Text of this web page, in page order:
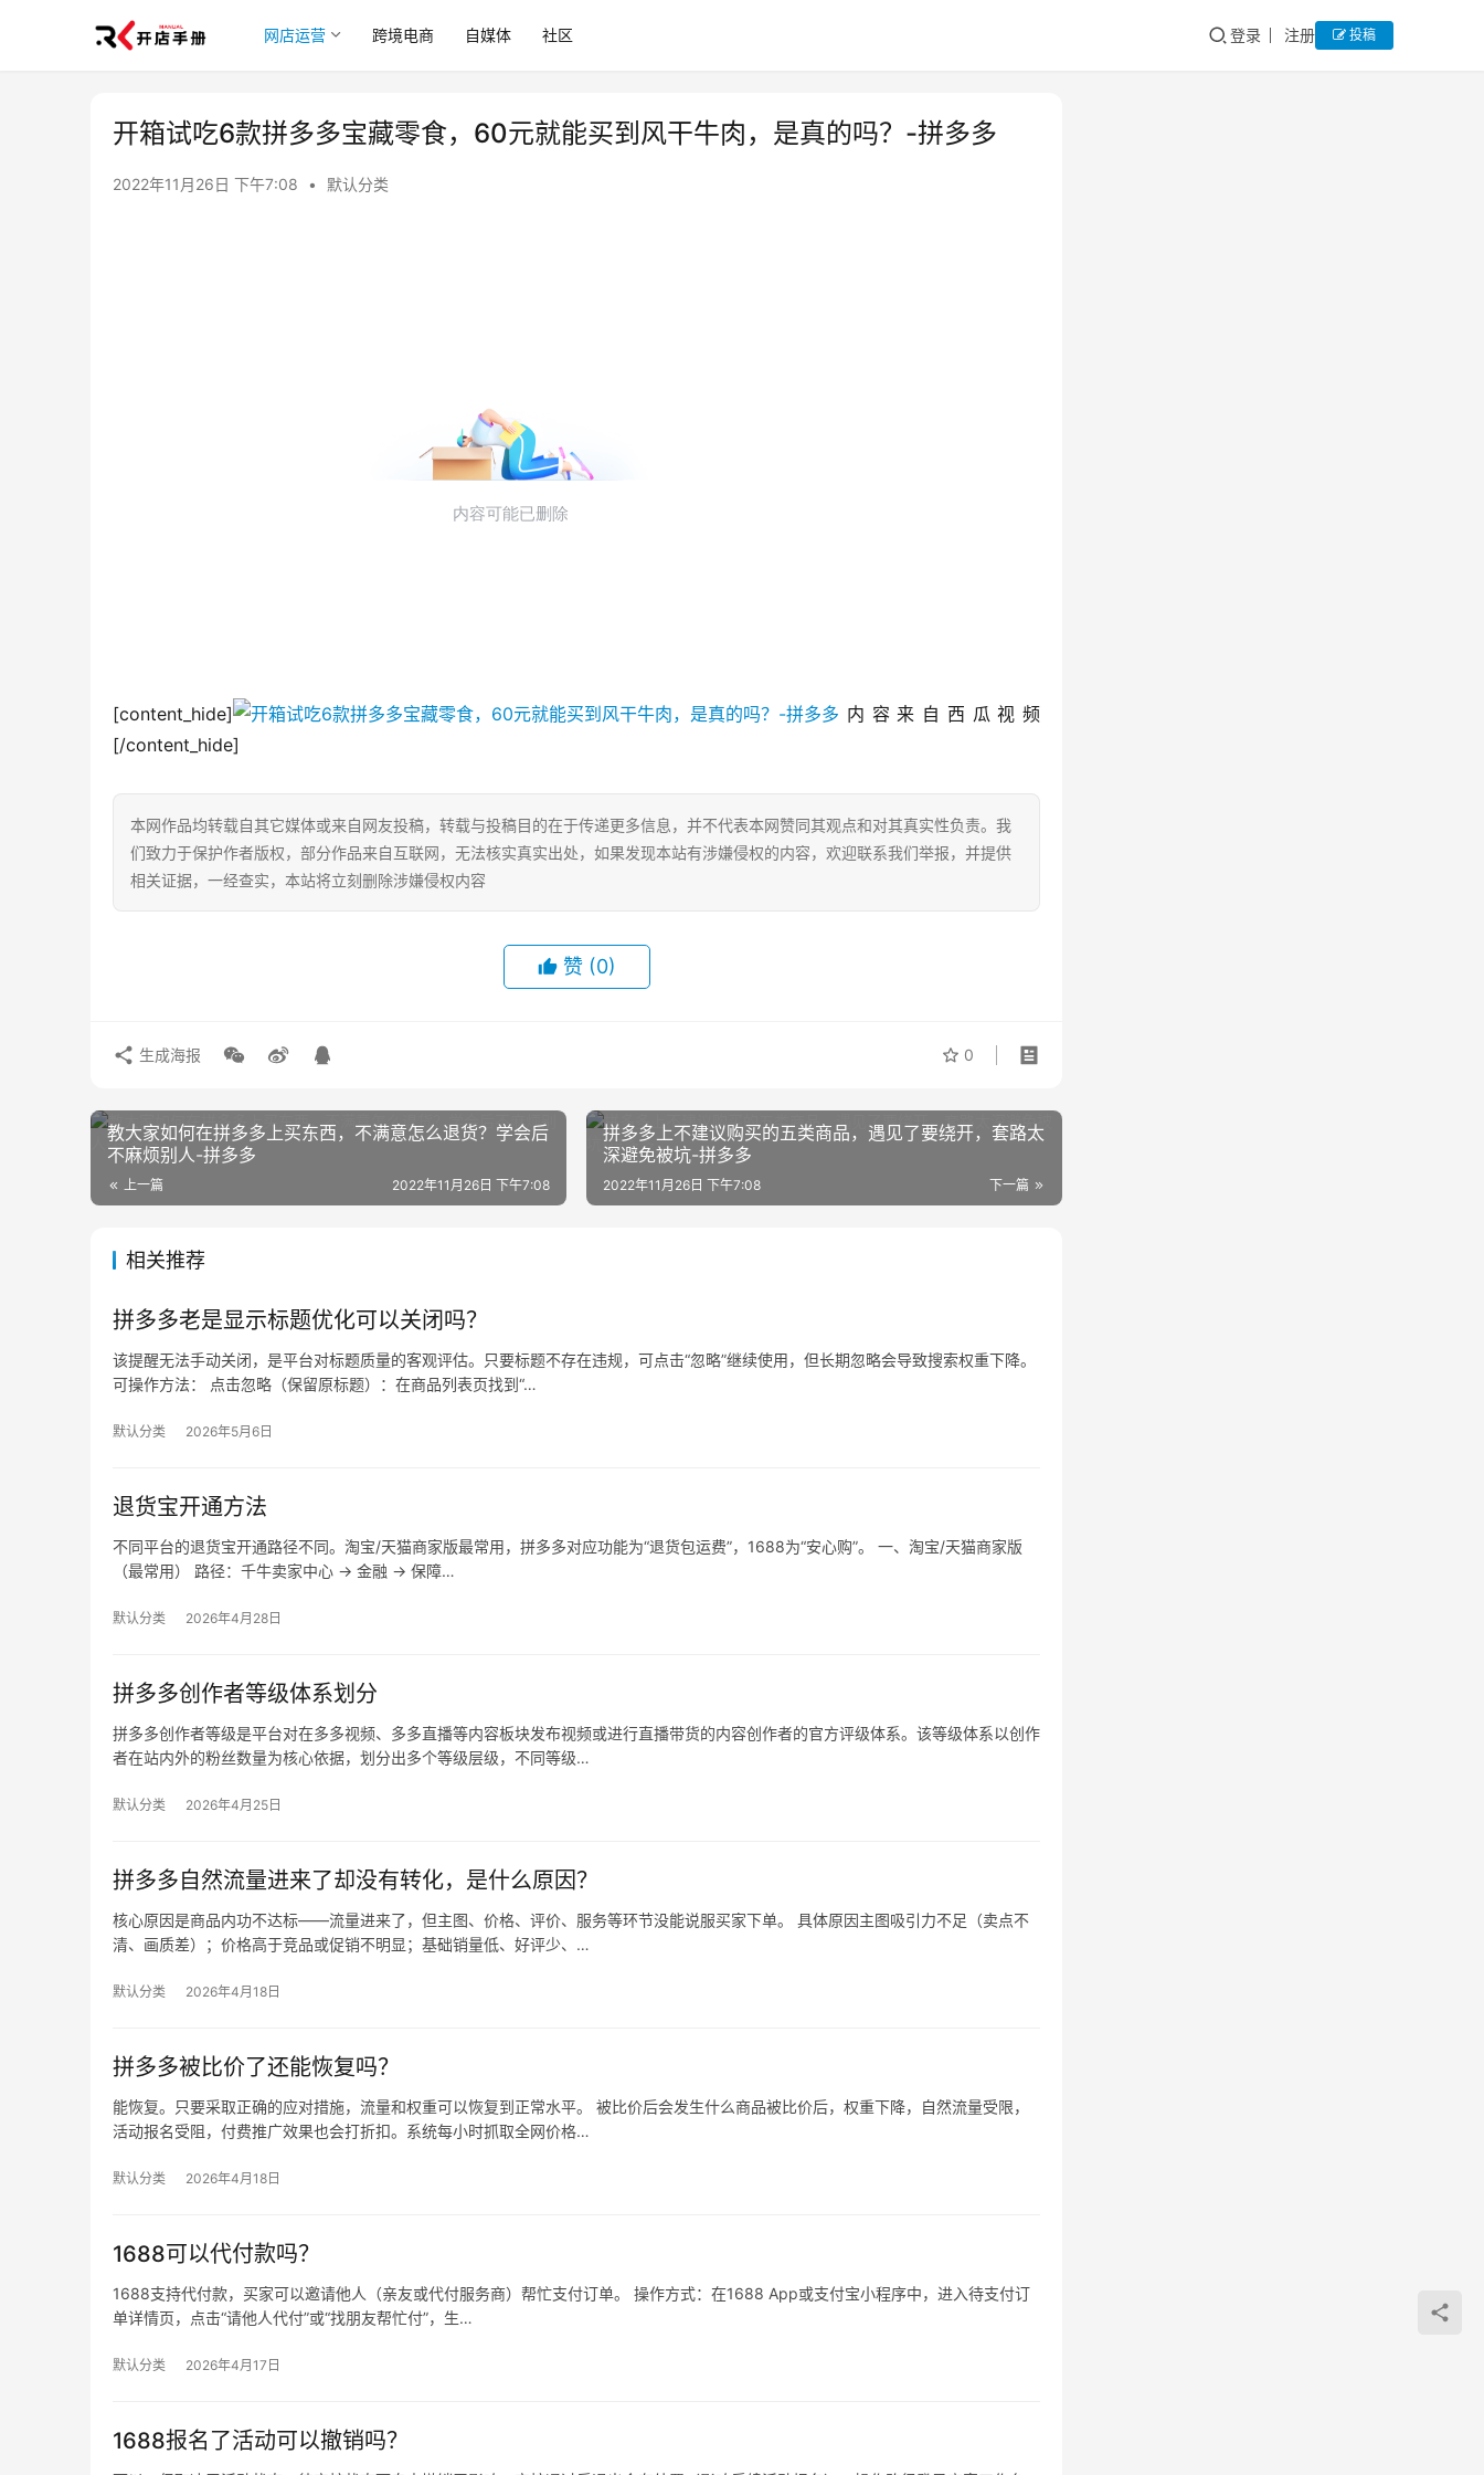
网店运营 跨境电商 自媒体 社区 登录 注册 投稿
开箱试吃6款拼多多宝藏零食，60元就能买到风干牛肉，是真的吗？-拼多多
2022年11月26日 下午7:08 • 默认分类
[content_hide]
内容来自西瓜视频
[/content_hide]
本网作品均转载自其它媒体或来自网友投稿，转载与投稿目的在于传递更多信息，并不代表本网赞同其观点和对其真实性负责。我
们致力于保护作者版权，部分作品来自互联网，无法核实真实出处，如果发现本站有涉嫌侵权的内容，欢迎联系我们举报，并提供
相关证据，一经查实，本站将立刻删除涉嫌侵权内容
赞 (0)
0
生成海报
教大家如何在拼多多上买东西，不满意怎么退货？学会后
不麻烦别人-拼多多
上一篇 2022年11月26日 下午7:08
拼多多上不建议购买的五类商品，遇见了要绕开，套路太
深避免被坑-拼多多
下一篇
2022年11月26日 下午7:08
相关推荐
拼多多老是显示标题优化可以关闭吗？
该提醒无法手动关闭，是平台对标题质量的客观评估。只要标题不存在违规，可点击“忽略”继续使用，但长期忽略会导致搜索权重下降。
可操作方法： 点击忽略（保留原标题）：在商品列表页找到“…
默认分类 2026年5月6日
退货宝开通方法
不同平台的退货宝开通路径不同。淘宝/天猫商家版最常用，拼多多对应功能为“退货包运费”，1688为“安心购”。 一、淘宝/天猫商家版
（最常用） 路径：千牛卖家中心 → 金融 → 保障…
默认分类 2026年4月28日
拼多多创作者等级体系划分
拼多多创作者等级是平台对在多多视频、多多直播等内容板块发布视频或进行直播带货的内容创作者的官方评级体系。该等级体系以创作
者在站内外的粉丝数量为核心依据，划分出多个等级层级，不同等级…
默认分类 2026年4月25日
拼多多自然流量进来了却没有转化，是什么原因？
核心原因是商品内功不达标——流量进来了，但主图、价格、评价、服务等环节没能说服买家下单。 具体原因主图吸引力不足（卖点不
清、画质差）；价格高于竞品或促销不明显；基础销量低、好评少、…
默认分类 2026年4月18日
拼多多被比价了还能恢复吗？
能恢复。只要采取正确的应对措施，流量和权重可以恢复到正常水平。 被比价后会发生什么商品被比价后，权重下降，自然流量受限，
活动报名受阻，付费推广效果也会打折扣。系统每小时抓取全网价格…
默认分类 2026年4月18日
1688可以代付款吗？
1688支持代付款，买家可以邀请他人（亲友或代付服务商）帮忙支付订单。 操作方式：在1688 App或支付宝小程序中，进入待支付订
单详情页，点击“请他人代付”或“找朋友帮忙付”，生…
默认分类 2026年4月17日
1688报名了活动可以撤销吗？